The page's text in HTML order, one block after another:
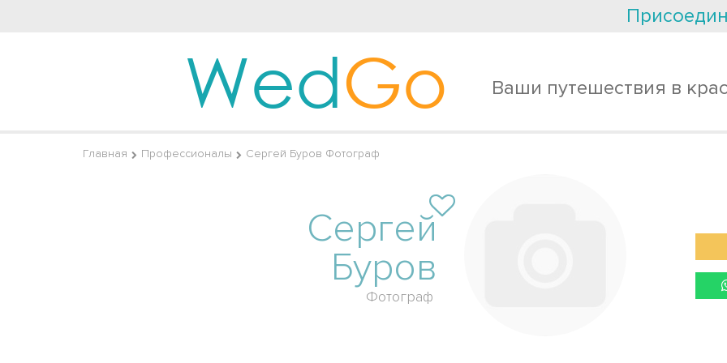
WedGo Ваши путешествия в
Главная Профессионалы Сергей Буров Фотограф
Сергей
Буров
Фотограф